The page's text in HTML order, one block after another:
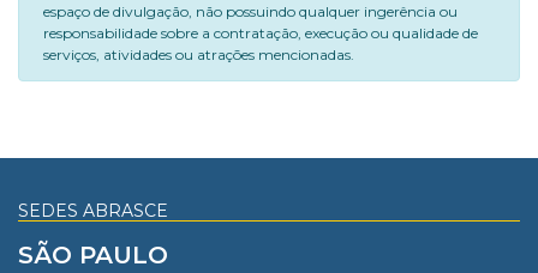
espaço de divulgação, não possuindo qualquer ingerência ou
responsabilidade sobre a contratação, execução ou qualidade de
serviços, atividades ou atrações mencionadas.
SEDES ABRASCE
SÃO PAULO